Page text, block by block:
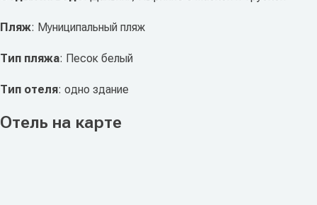
Пляж: Муниципальный пляж
Тип пляжа: Песок белый
Тип отеля: одно здание
Отель на карте